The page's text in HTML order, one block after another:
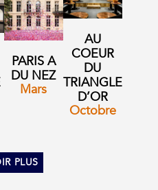
PARIS A
DU NEZ
Mars
AU
COEUR
DU
TRIANGLE
D’OR
Octobre
PLUS